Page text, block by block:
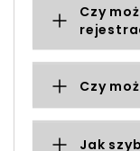
Czy
Czy
Jak